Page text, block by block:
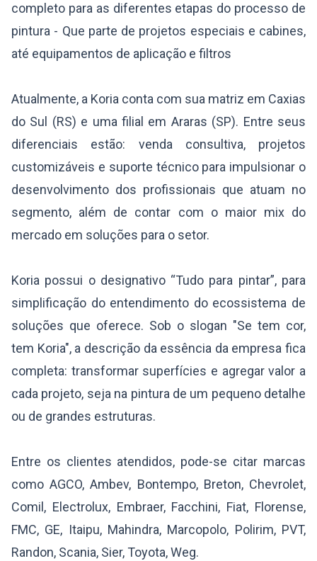
completo para as diferentes etapas do processo de
pintura - Que parte de projetos especiais e cabines,
até equipamentos de aplicação e filtros
Atualmente, a Koria conta com sua matriz em Caxias
do Sul (RS) e uma filial em Araras (SP). Entre seus
diferenciais estão: venda consultiva, projetos
customizáveis e suporte técnico para impulsionar o
desenvolvimento dos profissionais que atuam no
segmento, além de contar com o maior mix do
mercado em soluções para o setor.
Koria possui o designativo “Tudo para pintar”, para
simplificação do entendimento do ecossistema de
soluções que oferece. Sob o slogan "Se tem cor,
tem Koria", a descrição da essência da empresa fica
completa: transformar superfícies e agregar valor a
cada projeto, seja na pintura de um pequeno detalhe
ou de grandes estruturas.
Entre os clientes atendidos, pode-se citar marcas
como AGCO, Ambev, Bontempo, Breton, Chevrolet,
Comil, Electrolux, Embraer, Facchini, Fiat, Florense,
FMC, GE, Itaipu, Mahindra, Marcopolo, Polirim, PVT,
Randon, Scania, Sier, Toyota, Weg.